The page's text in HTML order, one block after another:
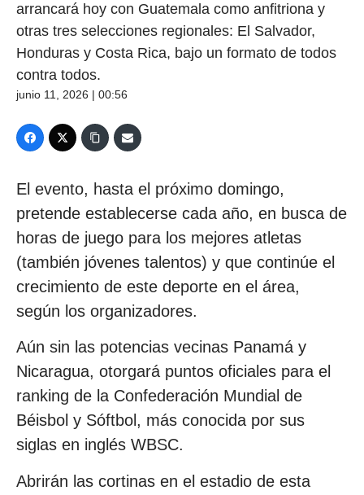
arrancará hoy con Guatemala como anfitriona y
otras tres selecciones regionales: El Salvador,
Honduras y Costa Rica, bajo un formato de todos
contra todos.
junio 11, 2026 | 00:56
El evento, hasta el próximo domingo,
pretende establecerse cada año, en busca de
horas de juego para los mejores atletas
(también jóvenes talentos) y que continúe el
crecimiento de este deporte en el área,
según los organizadores.
Aún sin las potencias vecinas Panamá y
Nicaragua, otorgará puntos oficiales para el
ranking de la Confederación Mundial de
Béisbol y Sóftbol, más conocida por sus
siglas en inglés WBSC.
Abrirán las cortinas en el estadio de esta